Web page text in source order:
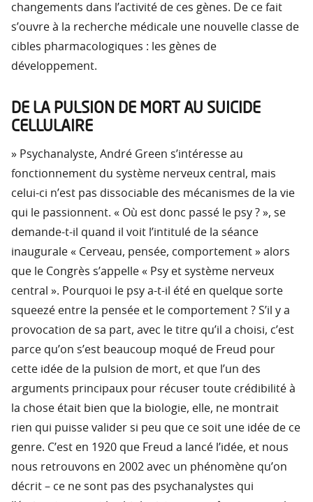
changements dans l’activité de ces gènes. De ce fait
s’ouvre à la recherche médicale une nouvelle classe de
cibles pharmacologiques : les gènes de
développement.
DE LA PULSION DE MORT AU SUICIDE
CELLULAIRE
» Psychanalyste, André Green s’intéresse au
fonctionnement du système nerveux central, mais
celui-ci n’est pas dissociable des mécanismes de la vie
qui le passionnent. « Où est donc passé le psy ? », se
demande-t-il quand il voit l’intitulé de la séance
inaugurale « Cerveau, pensée, comportement » alors
que le Congrès s’appelle « Psy et système nerveux
central ». Pourquoi le psy a-t-il été en quelque sorte
squeezé entre la pensée et le comportement ? S’il y a
provocation de sa part, avec le titre qu’il a choisi, c’est
parce qu’on s’est beaucoup moqué de Freud pour
cette idée de la pulsion de mort, et que l’un des
arguments principaux pour récuser toute crédibilité à
la chose était bien que la biologie, elle, ne montrait
rien qui puisse valider si peu que ce soit une idée de ce
genre. C’est en 1920 que Freud a lancé l’idée, et nous
nous retrouvons en 2002 avec un phénomène qu’on
décrit – ce ne sont pas des psychanalystes qui